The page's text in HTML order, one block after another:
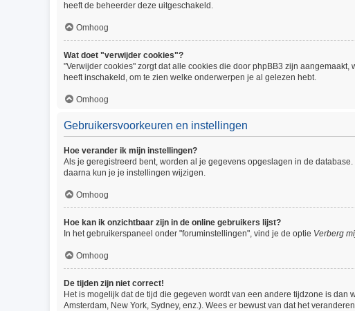
heeft de beheerder deze uitgeschakeld.
Omhoog
Wat doet "verwijder cookies"?
"Verwijder cookies" zorgt dat alle cookies die door phpBB3 zijn
heeft inschakeld, om te zien welke onderwerpen je al gelezen hebt.
Omhoog
Gebruikersvoorkeuren en instellingen
Hoe verander ik mijn instellingen?
Als je geregistreerd bent, worden al je gegevens opgeslagen in de
daarna kun je je instellingen wijzigen.
Omhoog
Hoe kan ik onzichtbaar zijn in de online gebruikers lijst?
In het gebruikerspaneel onder "foruminstellingen", vind je de optie Verberg
Omhoog
De tijden zijn niet correct!
Het is mogelijk dat de tijd die gegeven wordt van een andere tijdzone is
Amsterdam, New York, Sydney, enz.). Wees er bewust van dat het